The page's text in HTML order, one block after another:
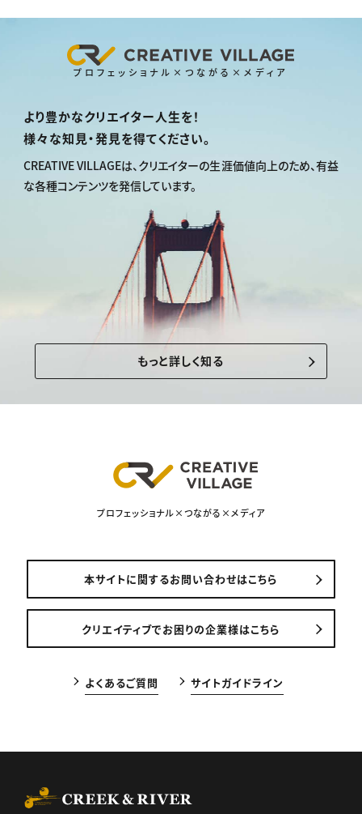
プロフェッショナル×つながる×メディア
より豊かなクリエイター人生を！
様々な知見・発見を得てください。
CREATIVE VILLAGEは、 クリエイターの生涯価値向上のため、有益
な各種コンテンツを発信しています。
もっと詳しく知る
プロフェッショナル×つながる×メディア
本サイトに関するお問い合わせはこちら
クリエイティブでお困りの企業様はこちら
よくあるご質問 サイトガイドライン